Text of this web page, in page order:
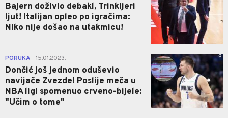
Bajern doživio debakl, Trinkijeri
ljut! Italijan opleo po igračima:
Niko nije došao na utakmicu!
PORUKA 15.01.2023.
Dončić još jednom oduševio
navijače Zvezde! Poslije meča u
NBA ligi spomenuo crveno-bijele:
"Učim o tome"
0